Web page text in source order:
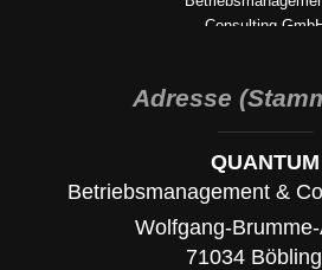
Adresse
QUANTUM
Betriebsmanagement &
Wolfgang-
71034